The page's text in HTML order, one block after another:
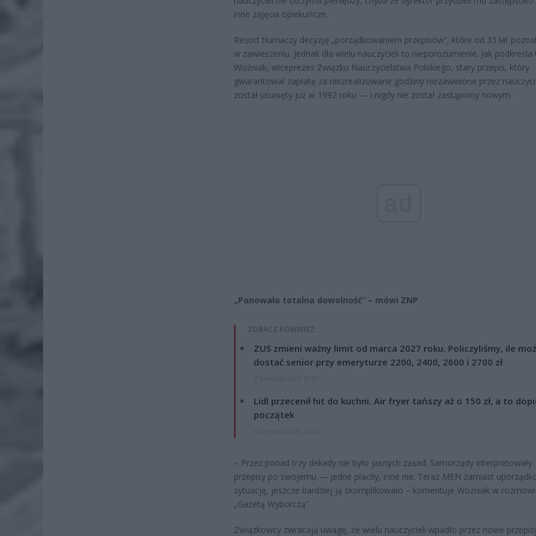
inne zajęcia opiekuńcze.
Resort tłumaczy decyzję „porządkowaniem przepisów”, które od 33 lat
w zawieszeniu. Jednak dla wielu nauczycieli to nieporozumienie. Jak podkreśla
Woźniak, wiceprezes Związku Nauczycielstwa Polskiego, stary przepis, który
gwarantował zapłatę za niezrealizowane godziny niezawinione przez
został usunięty już w 1992 roku — i nigdy nie został zastąpiony nowym.
„Panowała totalna dowolność” – mówi ZNP
ZOBACZ RÓWNIEŻ:
ZUS zmieni ważny limit od marca 2027 roku. Policzyliśmy, ile
dostać senior przy emeryturze 2200, 2400, 2600 i 2700 zł
Lidl przecenił hit do kuchni. Air fryer tańszy aż o 150 zł, a to
początek
– Przez ponad trzy dekady nie było jasnych zasad. Samorządy interpretowały
przepisy po swojemu — jedne płaciły, inne nie. Teraz MEN zamiast
sytuację, jeszcze bardziej ją skomplikowało – komentuje Woźniak w
„Gazetą Wyborczą”.
Związkowcy zwracają uwagę, że wielu nauczycieli wpadło przez nowe